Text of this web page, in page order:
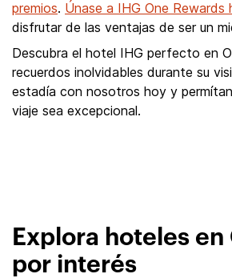
premios. Únase a IHG One Rewards
disfrutar de las ventajas de ser un
Descubra el hotel IHG perfecto en
recuerdos inolvidables durante su
estadía con nosotros hoy y
viaje sea excepcional.
Explora hoteles
por interés